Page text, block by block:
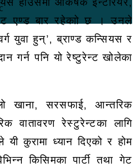
एण्ड बार रहेकाो छ । उनले
युवा हुन्’, ब्राण्ड कन्सियस र
गर्न पनि यो रेष्टुरेन्ट खोलेका
खाना, सरसफाई, आन्तरिक
वातावरण रेस्टुरेन्टका लागि
कुरामा ध्यान दिएको र होम
किसिमका पार्टी तथा गेट